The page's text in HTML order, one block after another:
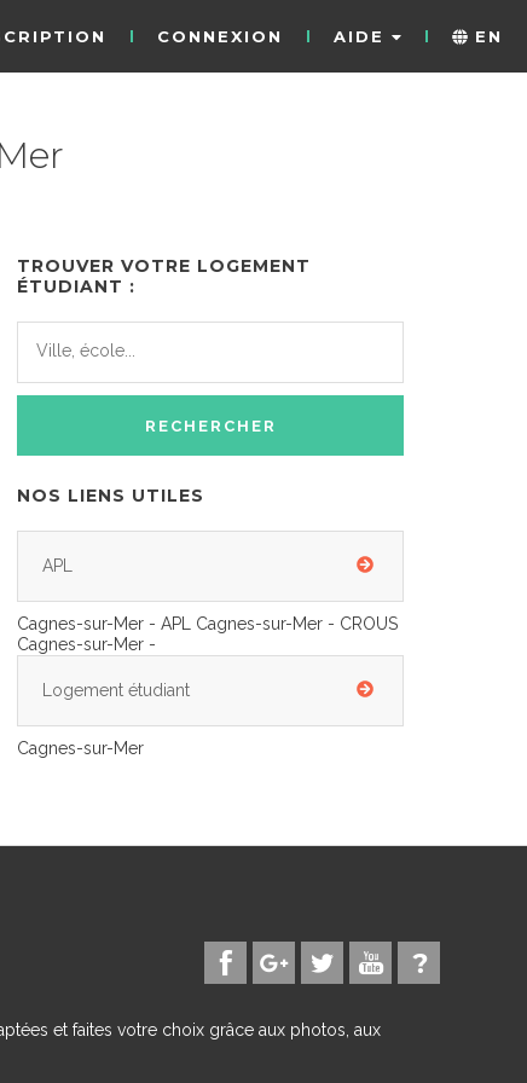
CONNEXION AIDE EN
TROUVER VOTRE LOGEMENT
ÉTUDIANT :
NOS LIENS UTILES
APL
Cagnes-sur-Mer - APL Cagnes-sur-Mer - CROUS
Cagnes-sur-Mer -
Logement étudiant
Cagnes-sur-Mer
et faites votre choix grâce aux photos, aux